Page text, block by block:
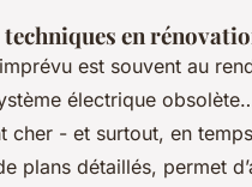
en
est souvent au
électrique
cher - et surtout, en
plans détaillés, permet